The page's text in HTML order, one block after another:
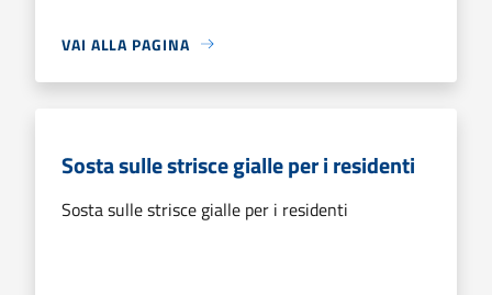
VAI ALLA PAGINA
Sosta sulle strisce gialle per i residenti
Sosta sulle strisce gialle per i residenti